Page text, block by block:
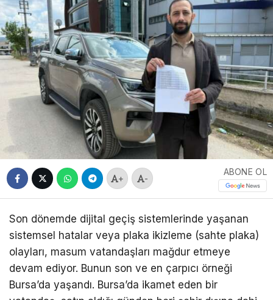
+ -
ABONE OL
Son dönemde dijital geçiş sistemlerinde yaşanan
sistemsel hatalar veya plaka ikizleme (sahte plaka)
olayları, masum vatandaşları mağdur etmeye
devam ediyor. Bunun son ve en çarpıcı örneği
Bursa’da yaşandı. Bursa’da ikamet eden bir